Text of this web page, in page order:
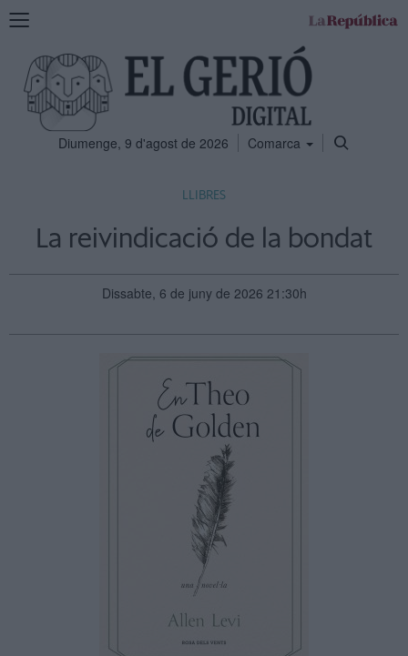
Mostra
navegació
Diumenge, 9 d'agost de 2026 Comarca
LLIBRES
La reivindicació de la bondat
Dissabte, 6 de juny de 2026 21:30h